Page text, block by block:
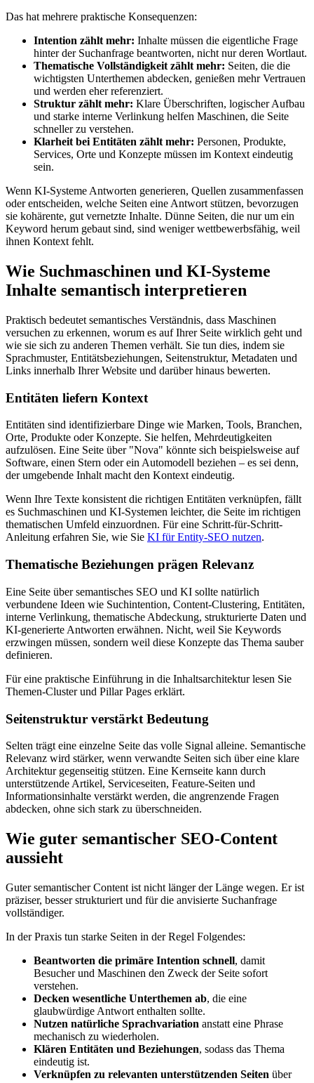
Das hat mehrere praktische Konsequenzen:
Intention zählt mehr: Inhalte müssen die eigentliche Frage
hinter der Suchanfrage beantworten, nicht nur deren Wortlaut.
Thematische Vollständigkeit zählt mehr: Seiten, die die
wichtigsten Unterthemen abdecken, genießen mehr Vertrauen
und werden eher referenziert.
Struktur zählt mehr: Klare Überschriften, logischer Aufbau
und starke interne Verlinkung helfen Maschinen, die Seite
schneller zu verstehen.
Klarheit bei Entitäten zählt mehr: Personen, Produkte,
Services, Orte und Konzepte müssen im Kontext eindeutig
sein.
Wenn KI-Systeme Antworten generieren, Quellen zusammenfassen
oder entscheiden, welche Seiten eine Antwort stützen, bevorzugen
sie kohärente, gut vernetzte Inhalte. Dünne Seiten, die nur um ein
Keyword herum gebaut sind, sind weniger wettbewerbsfähig, weil
ihnen Kontext fehlt.
Wie Suchmaschinen und KI-Systeme
Inhalte semantisch interpretieren
Praktisch bedeutet semantisches Verständnis, dass Maschinen
versuchen zu erkennen, worum es auf Ihrer Seite wirklich geht und
wie sie sich zu anderen Themen verhält. Sie tun dies, indem sie
Sprachmuster, Entitätsbeziehungen, Seitenstruktur, Metadaten und
Links innerhalb Ihrer Website und darüber hinaus bewerten.
Entitäten liefern Kontext
Entitäten sind identifizierbare Dinge wie Marken, Tools, Branchen,
Orte, Produkte oder Konzepte. Sie helfen, Mehrdeutigkeiten
aufzulösen. Eine Seite über "Nova" könnte sich beispielsweise auf
Software, einen Stern oder ein Automodell beziehen – es sei denn,
der umgebende Inhalt macht den Kontext eindeutig.
Wenn Ihre Texte konsistent die richtigen Entitäten verknüpfen, fällt
es Suchmaschinen und KI-Systemen leichter, die Seite im richtigen
thematischen Umfeld einzuordnen. Für eine Schritt-für-Schritt-
Anleitung erfahren Sie, wie Sie KI für Entity-SEO nutzen.
Thematische Beziehungen prägen Relevanz
Eine Seite über semantisches SEO und KI sollte natürlich
verbundene Ideen wie Suchintention, Content-Clustering, Entitäten,
interne Verlinkung, thematische Abdeckung, strukturierte Daten und
KI-generierte Antworten erwähnen. Nicht, weil Sie Keywords
erzwingen müssen, sondern weil diese Konzepte das Thema sauber
definieren.
Für eine praktische Einführung in die Inhaltsarchitektur lesen Sie
Themen-Cluster und Pillar Pages erklärt.
Seitenstruktur verstärkt Bedeutung
Selten trägt eine einzelne Seite das volle Signal alleine. Semantische
Relevanz wird stärker, wenn verwandte Seiten sich über eine klare
Architektur gegenseitig stützen. Eine Kernseite kann durch
unterstützende Artikel, Serviceseiten, Feature-Seiten und
Informationsinhalte verstärkt werden, die angrenzende Fragen
abdecken, ohne sich stark zu überschneiden.
Wie guter semantischer SEO-Content
aussieht
Guter semantischer Content ist nicht länger der Länge wegen. Er ist
präziser, besser strukturiert und für die anvisierte Suchanfrage
vollständiger.
In der Praxis tun starke Seiten in der Regel Folgendes:
Beantworten die primäre Intention schnell, damit
Besucher und Maschinen den Zweck der Seite sofort
verstehen.
Decken wesentliche Unterthemen ab, die eine
glaubwürdige Antwort enthalten sollte.
Nutzen natürliche Sprachvariation anstatt eine Phrase
mechanisch zu wiederholen.
Klären Entitäten und Beziehungen, sodass das Thema
eindeutig ist.
Verknüpfen zu relevanten unterstützenden Seiten über